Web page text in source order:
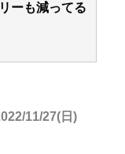
ーも減ってる
11/27(日)